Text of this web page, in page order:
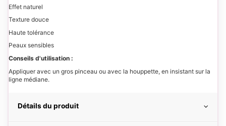
Effet naturel
Texture douce
Haute tolérance
Peaux sensibles
Conseils d'utilisation :
Appliquer avec un gros pinceau ou avec la houppette, en insistant sur la
ligne médiane.
Détails du produit